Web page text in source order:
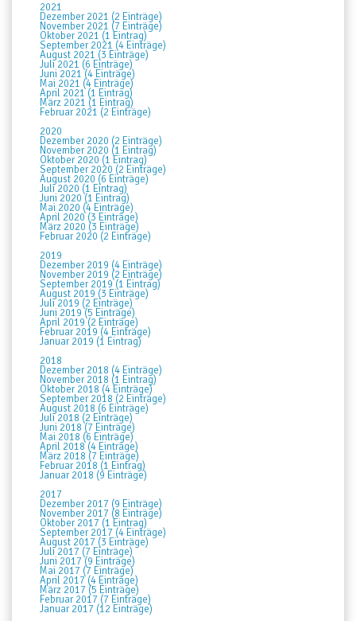
2021
Dezember 2021 (2 Einträge)
November 2021 (7 Einträge)
Oktober 2021 (1 Eintrag)
September 2021 (4 Einträge)
August 2021 (3 Einträge)
Juli 2021 (6 Einträge)
Juni 2021 (4 Einträge)
Mai 2021 (4 Einträge)
April 2021 (1 Eintrag)
März 2021 (1 Eintrag)
Februar 2021 (2 Einträge)
2020
Dezember 2020 (2 Einträge)
November 2020 (1 Eintrag)
Oktober 2020 (1 Eintrag)
September 2020 (2 Einträge)
August 2020 (6 Einträge)
Juli 2020 (1 Eintrag)
Juni 2020 (1 Eintrag)
Mai 2020 (4 Einträge)
April 2020 (3 Einträge)
März 2020 (3 Einträge)
Februar 2020 (2 Einträge)
2019
Dezember 2019 (4 Einträge)
November 2019 (2 Einträge)
September 2019 (1 Eintrag)
August 2019 (3 Einträge)
Juli 2019 (2 Einträge)
Juni 2019 (5 Einträge)
April 2019 (2 Einträge)
Februar 2019 (4 Einträge)
Januar 2019 (1 Eintrag)
2018
Dezember 2018 (4 Einträge)
November 2018 (1 Eintrag)
Oktober 2018 (4 Einträge)
September 2018 (2 Einträge)
August 2018 (6 Einträge)
Juli 2018 (2 Einträge)
Juni 2018 (7 Einträge)
Mai 2018 (6 Einträge)
April 2018 (4 Einträge)
März 2018 (7 Einträge)
Februar 2018 (1 Eintrag)
Januar 2018 (9 Einträge)
2017
Dezember 2017 (9 Einträge)
November 2017 (8 Einträge)
Oktober 2017 (1 Eintrag)
September 2017 (4 Einträge)
August 2017 (3 Einträge)
Juli 2017 (7 Einträge)
Juni 2017 (9 Einträge)
Mai 2017 (7 Einträge)
April 2017 (4 Einträge)
März 2017 (5 Einträge)
Februar 2017 (7 Einträge)
Januar 2017 (12 Einträge)